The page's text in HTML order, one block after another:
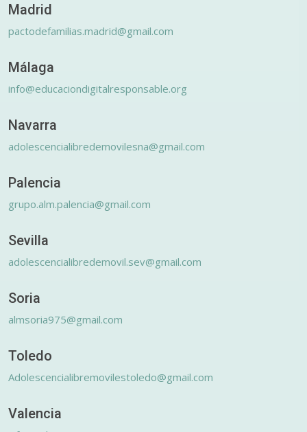
Madrid
pactodefamilias.madrid@gmail.com
Málaga
info@educaciondigitalresponsable.org
Navarra
adolescencialibredemovilesna@gmail.com
Palencia
grupo.alm.palencia@gmail.com
Sevilla
adolescencialibredemovil.sev@gmail.com
Soria
almsoria975@gmail.com
Toledo
Adolescencialibremovilestoledo@gmail.com
Valencia